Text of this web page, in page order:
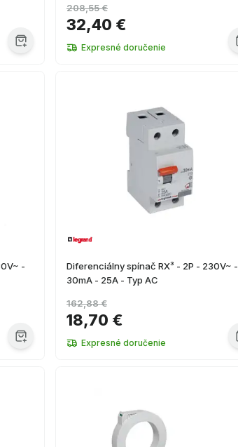
32,40 €
208,55 €
Expresné doručenie
-
Diferenciálny spínač RX³ - 2P - 230V~ -
30mA - 25A - Typ AC
18,70 €
162,88 €
Expresné doručenie